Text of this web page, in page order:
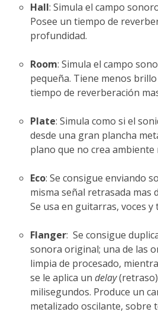
Hall: Simula el campo
Posee un tiempo de
profundidad.
Room: Simula el campo
pequeña. Tiene menos
tiempo de reverberación
Plate: Simula como si el
desde una gran plancha
plano que no crea
Eco: Se consigue enviando
misma señal retrasada mas
Se usa en guitarras, voces y
Flanger: Se consigue
sonora original; una de las
limpia de procesado,
se le aplica un delay(retraso)
milisegundos. Produce un
metalizado oscilante, sobre